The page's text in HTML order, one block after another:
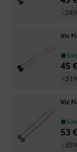
-
Vic
45€
-
Vic
53€
-